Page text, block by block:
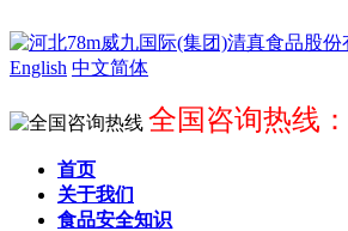
English 中文简体
全国咨询热线
首页
关于我们
食品安全知识